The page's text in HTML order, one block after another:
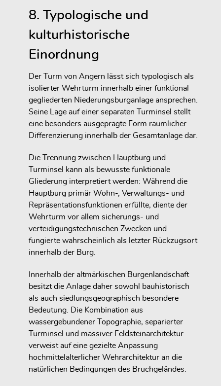
8. Typologische und
kulturhistorische
Einordnung
Der Turm von Angern lässt sich typologisch als
isolierter Wehrturm innerhalb einer funktional
gegliederten Niederungsburganlage ansprechen.
Seine Lage auf einer separaten Turminsel stellt
eine besonders ausgeprägte Form räumlicher
Differenzierung innerhalb der Gesamtanlage dar.
Die Trennung zwischen Hauptburg und
Turminsel kann als bewusste funktionale
Gliederung interpretiert werden: Während die
Hauptburg primär Wohn-, Verwaltungs- und
Repräsentationsfunktionen erfüllte, diente der
Wehrturm vor allem sicherungs- und
verteidigungstechnischen Zwecken und
fungierte wahrscheinlich als letzter Rückzugsort
innerhalb der Burg.
Innerhalb der altmärkischen Burgenlandschaft
besitzt die Anlage daher sowohl bauhistorisch
als auch siedlungsgeographisch besondere
Bedeutung. Die Kombination aus
wassergebundener Topographie, separierter
Turminsel und massiver Feldsteinarchitektur
verweist auf eine gezielte Anpassung
hochmittelalterlicher Wehrarchitektur an die
natürlichen Bedingungen des Bruchgeländes.